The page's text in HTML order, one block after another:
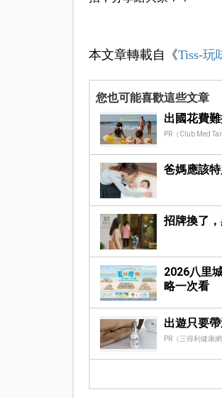
本文章轉載自《Tiss-玩
您也可能喜歡這些文章
出國花費
PR（Club Med
爸媽應該
招牌換了
2026八里
略一次看
出遊只要
PR（三得利健康網